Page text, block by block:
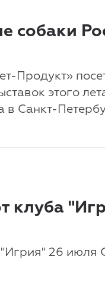
собаки
Продукт»
этого
в Санкт-
клуба
"Игрия" 26 июля